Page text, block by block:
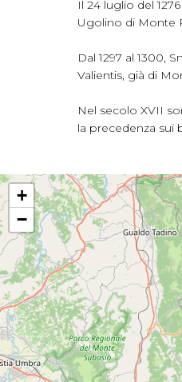
Il 24 luglio del
Ugolino di Monte
Dal 1297 al 1300,
Valientis, già di
Nel secolo XVII
la precedenza sui
+
−